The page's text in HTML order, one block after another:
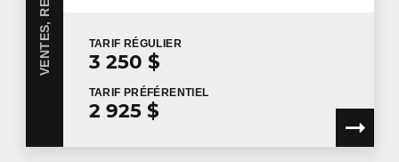
TARIF RÉGULIER
3 250 $
TARIF PRÉFÉRENTIEL
2 925 $